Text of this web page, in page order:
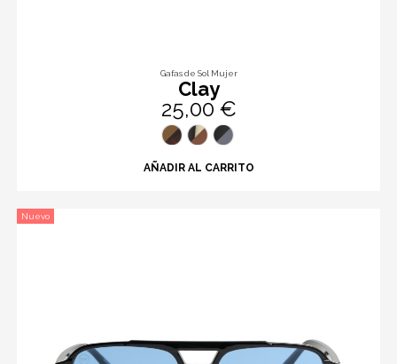
Gafas de Sol Mujer
Clay
25,00 €
AÑADIR AL CARRITO
Nuevo